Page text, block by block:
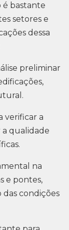
é bastante
setores e
dessa
preliminar
verificar a
qualidade
na
e pontes,
condições